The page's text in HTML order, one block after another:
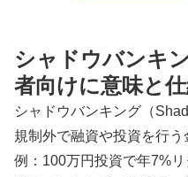
シャドウバンキ
者向けに意味と
シャドウバンキング（
規制外で融資や投資を行う
例：100万円投資で年7%